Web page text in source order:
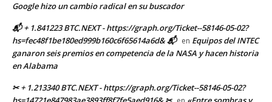
Google hizo un cambio radical en su buscador
📬 + 1.841223 BTC.NEXT - https://graph.org/Ticket--58146-05-02?
hs=fec48f1be180ed999b160c6f65614a6d& 📬 en Equipos del INTEC
ganaron seis premios en competencia de la NASA y hacen historia
en Alabama
✂ + 1.213340 BTC.NEXT - https://graph.org/Ticket--58146-05-02?